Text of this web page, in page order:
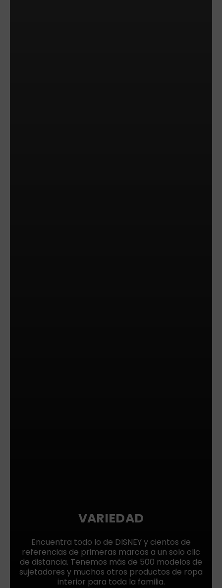
VARIEDAD
Encuentra todo lo de DISNEY y cientos de
referencias de primeras marcas a un solo clic
de distancia. Tenemos más de 500 modelos de
sujetadores y muchos otros productos de ropa
interior para toda la familia.